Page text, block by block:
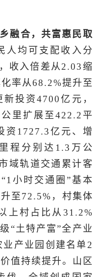
融合，共富惠民取
人均可支配收入分
收入倍差从2.03缩
率从68.2%提升至
投资4700亿元，
里扩展至422.2平
资1727.3亿元、增
程分别达1.3万公
域轨道交通累计客
小时交通圈”基本
至72.5%，村集体
上村占比从31.2%
“土特产富”全产业
产业园创建名单2
值持续提升。山区